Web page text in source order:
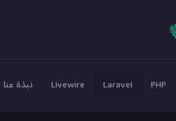
PHP
Laravel
Livewire نبذة عنا